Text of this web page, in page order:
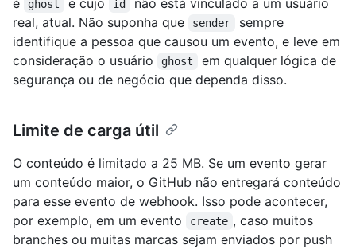
é ghost e cujo id
não está vinculado a um usuário
real, atual. Não suponha que
sender
sempre
identifique a pessoa que causou um evento, e leve em
consideração o usuário
ghost
em qualquer lógica de
segurança ou de negócio que dependa disso.
Limite de carga útil
O conteúdo é limitado a 25 MB. Se um evento gerar
um conteúdo maior, o GitHub não entregará conteúdo
para esse evento de webhook. Isso pode acontecer,
por exemplo, em um evento
create , caso muitos
branches ou muitas marcas sejam enviados por push